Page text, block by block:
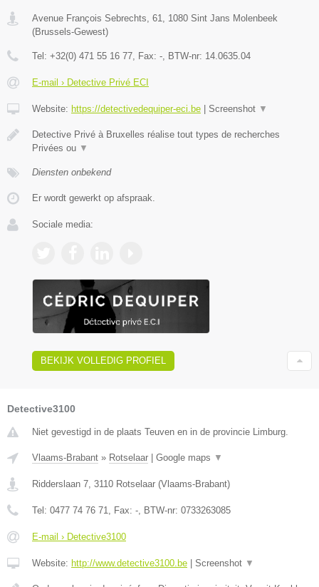
Avenue François Sebrechts, 61 1080 Sint Jans Molenbeek
(Brussels-Gewest)
Tel: +32(0) 471 55 16 77 , Fax: - , BTW-nr: 14.0635.04
E-mail › Detective Privé ECI
Website: https://detectivedequiper-eci.be Screenshot ▼
Detective Privé à Bruxelles réalise tout types de recherches
Privées ou ▼
Diensten onbekend
Er wordt gewerkt op afspraak.
Sociale media:
BEKIJK VOLLEDIG PROFIEL
Detective3100
Niet gevestigd in de plaats Teuven en in de provincie Limburg.
Vlaams-Brabant » Rotselaar Google maps ▼
Ridderslaan 7, 3110 Rotselaar (Vlaams-Brabant)
Tel: 0477 74 76 71, Fax: -, BTW-nr: 0733263085
E-mail › Detective3100
Website: http://www.detective3100.be Screenshot ▼